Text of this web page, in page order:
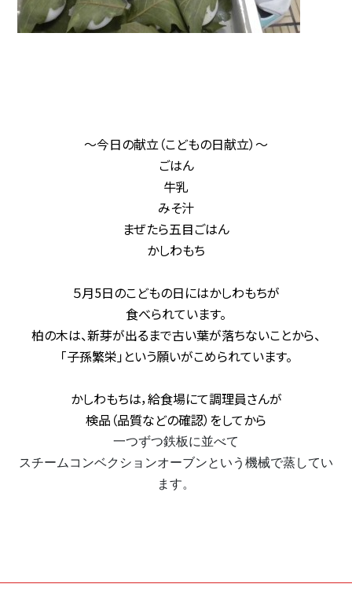
～今日の献立（こどもの日献立）～
ごはん
牛乳
みそ汁
まぜたら五目ごはん
かしわもち
５月5日のこどもの日にはかしわもちが
食べられています。
柏の木は、新芽が出るまで古い葉が落ちないことから、
「子孫繁栄」という願いがこめられています。
かしわもちは，給食場にて調理員さんが
検品（品質などの確認）をしてから
一つずつ鉄板に並べて
スチームコンベクションオーブンという機械で蒸してい
ます。